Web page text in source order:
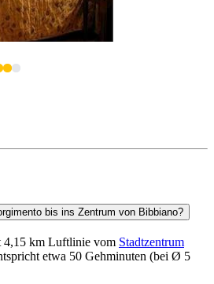
bis ins Zentrum von Bibbiano?
4,15 km Luftlinie vom Stadtzentrum
etwa 50 Gehminuten (bei Ø 5